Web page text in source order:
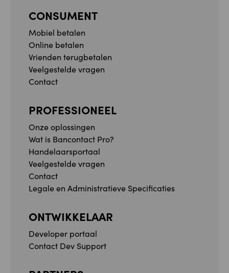
CONSUMENT
Mobiel betalen
Online betalen
Vrienden terugbetalen
Veelgestelde vragen
Contact
PROFESSIONEEL
Onze oplossingen
Wat is Bancontact Pro?
Handelaarsportaal
Veelgestelde vragen
Contact
Legale en Administratieve Specificaties
ONTWIKKELAAR
Developer portaal
Contact Dev Support